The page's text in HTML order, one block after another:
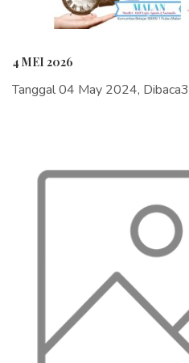
4 MEI 2026
Tanggal 04 May 2024,